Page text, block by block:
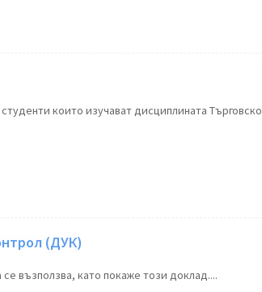
които изучават дисциплината Търговско
(ДУК)
възползва, като покаже този доклад....